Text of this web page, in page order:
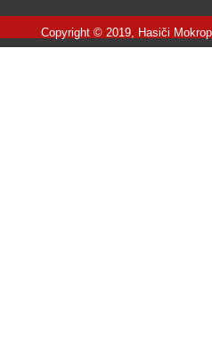
Copyright © 2019, Hasiči